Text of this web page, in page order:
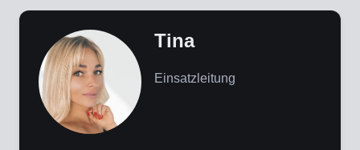
Tina
Einsatzleitung